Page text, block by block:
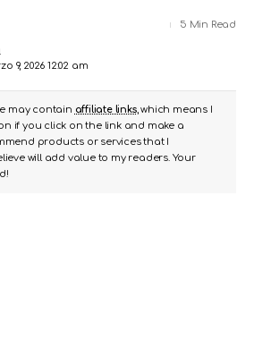
9, 2026 12:02 am
5 Min Read
may contain affiliate links, which means I
if you click on the link and make a
products or services that I
will add value to my readers. Your